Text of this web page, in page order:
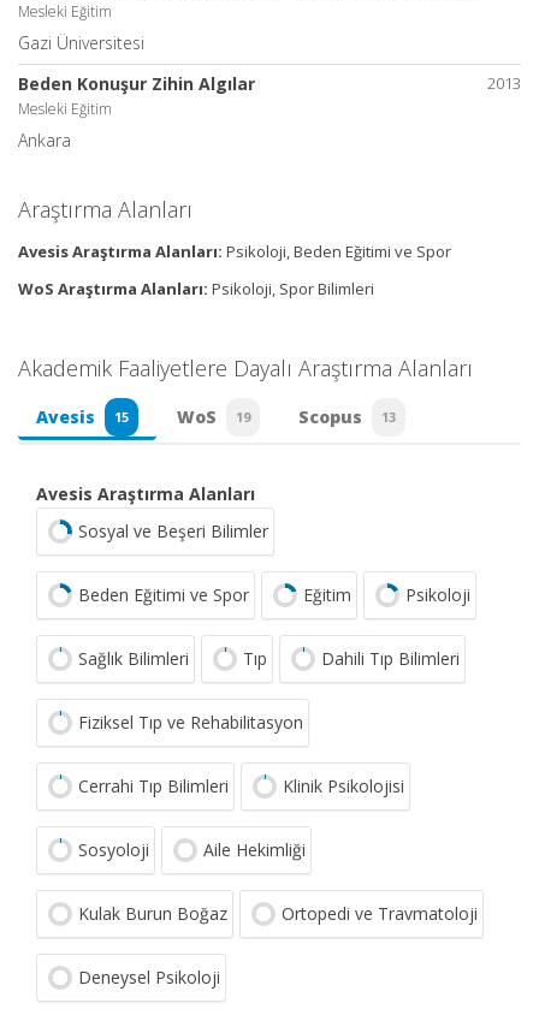
Mesleki Eğitim
Gazi Üniversitesi
2013
Beden Konuşur Zihin Algılar
Mesleki Eğitim
Ankara
Araştırma Alanları
Avesis Araştırma Alanları: Psikoloji, Beden Eğitimi ve Spor
WoS Araştırma Alanları: Psikoloji, Spor Bilimleri
Akademik Faaliyetlere Dayalı Araştırma Alanları
Avesis 15 WoS 19 Scopus 13
Avesis Araştırma Alanları
Sosyal ve Beşeri Bilimler
Beden Eğitimi ve Spor Eğitim Psikoloji
Sağlık Bilimleri Tıp Dahili Tıp Bilimleri
Fiziksel Tıp ve Rehabilitasyon
Cerrahi Tıp Bilimleri Klinik Psikolojisi
Sosyoloji Aile Hekimliği
Kulak Burun Boğaz Ortopedi ve Travmatoloji
Deneysel Psikoloji